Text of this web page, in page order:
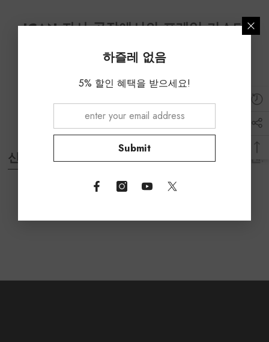
ICAN 자사 공장에서의 프레임 커스터
마이징 도장 공정
신규 카본 휠 / 인기 로드 프레임 / 하이엔
하즐레 없음
5% 할인 혜택을 받으세요!
Submit